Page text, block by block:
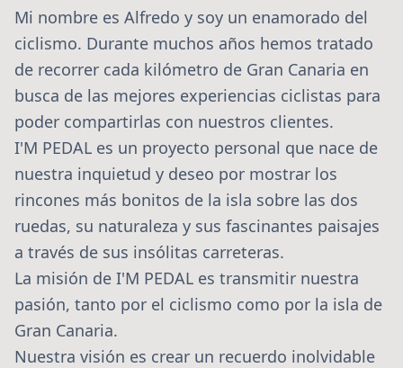
Mi nombre es Alfredo y soy un enamorado del
ciclismo. Durante muchos años hemos tratado
de recorrer cada kilómetro de Gran Canaria en
busca de las mejores experiencias ciclistas para
poder compartirlas con nuestros clientes.
I'M PEDAL es un proyecto personal que nace de
nuestra inquietud y deseo por mostrar los
rincones más bonitos de la isla sobre las dos
ruedas, su naturaleza y sus fascinantes paisajes
a través de sus insólitas carreteras.
La misión de I'M PEDAL es transmitir nuestra
pasión, tanto por el ciclismo como por la isla de
Gran Canaria.
Nuestra visión es crear un recuerdo inolvidable